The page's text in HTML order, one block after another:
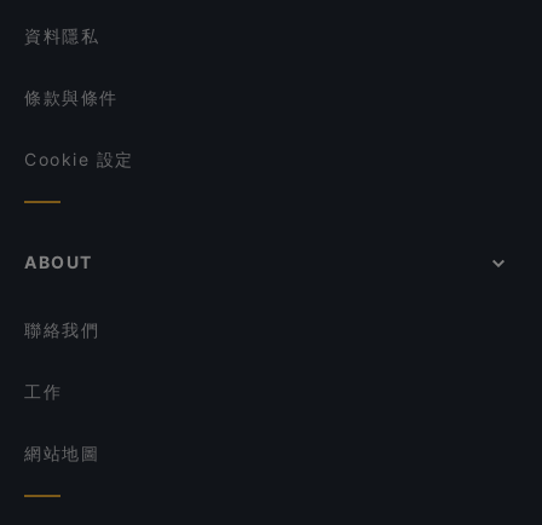
資料隱私
條款與條件
Cookie 設定
ABOUT
聯絡我們
工作
網站地圖